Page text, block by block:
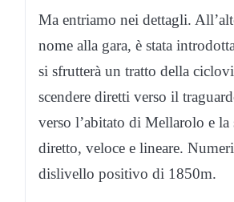
Ma entriamo nei dettagli.
nome alla gara, è stata
si sfrutterà un tratto della
scendere diretti verso il
verso l’abitato di Mellarolo e
diretto, veloce e lineare.
dislivello positivo di 1850m.